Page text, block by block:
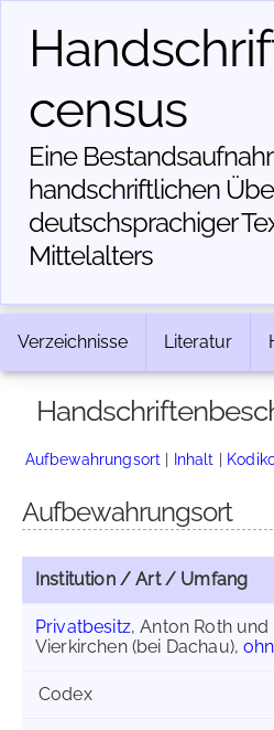
census
Eine
handschriftlichen
deutschsprachiger
Mittelalters
Verzeichnisse Literatur
Aufbewahrungsort | Inhalt |
Aufbewahrungsort
Institution / Art / Umfang
Privatbesitz, Anton Roth
Vierkirchen (bei Dachau),
Codex